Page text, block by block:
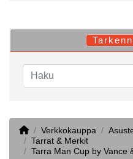
HomeVerkkokauppa
Tarrat & Merkit
Tarra Man Cup by Vance